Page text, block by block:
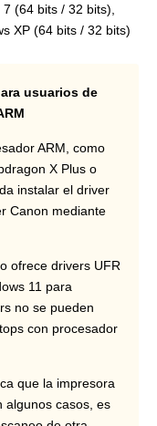
(64 bits / 32 bits),
XP (64 bits / 32 bits)
usuarios de
ARM, como
X Plus o
instalar el driver
Canon mediante
ofrece drivers UFR
11 para
no se pueden
con procesador
que la impresora
algunos casos, es